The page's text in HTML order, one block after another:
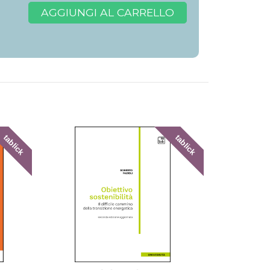
AGGIUNGI AL CARRELLO
tablick tablick